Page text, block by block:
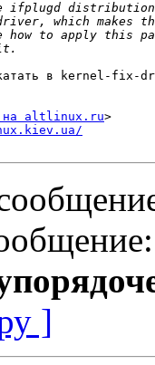
в kernel-fix-
на altlinux.ru>
]